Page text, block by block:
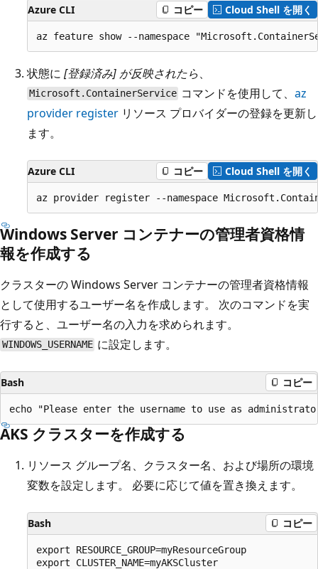
Azure CLI コピー Cloud Shell を開く
状態に [登録済み] が反映されたら、
Microsoft.ContainerService コマンドを使用して、az
provider register リソース プロバイダーの登録を更新し
ます。
Azure CLI コピー Cloud Shell を開く
Windows Server コンテナーの管理者資格情
報を作成する
クラスターの Windows Server コンテナーの管理者資格情報
として使用するユーザー名を作成します。 次のコマンドを実
行すると、ユーザー名の入力を求められます。
WINDOWS_USERNAME に設定します。
Bash コピー
AKS クラスターを作成する
リソース グループ名、クラスター名、および場所の環境
変数を設定します。 必要に応じて値を置き換えます。
Bash コピー
export RESOURCE_GROUP=myResourceGroup
export CLUSTER_NAME=myAKSCluster